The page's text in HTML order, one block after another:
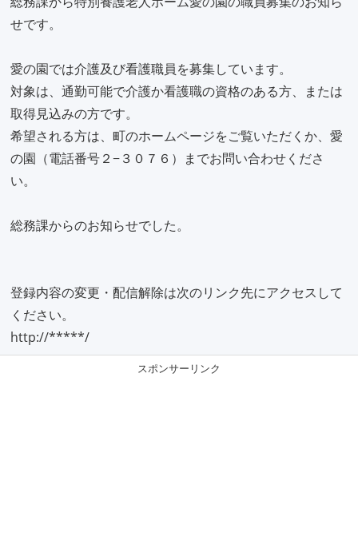
せです。
愛の園では介護及び看護職員を募集しています。
対象は、通勤可能で介護か看護職の資格のある方、または
取得見込みの方です。
希望される方は、町のホームページをご覧いただくか、愛
の園（電話番号２−３０７６）までお問い合わせくださ
い。
総務課からのお知らせでした。
登録内容の変更・配信解除は次のリンク先にアクセスして
ください。
http://*****/
スポンサーリンク